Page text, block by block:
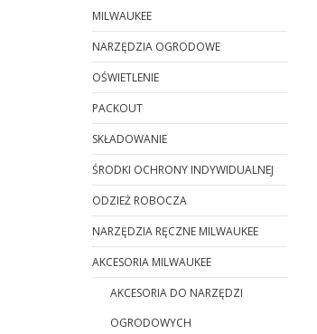
MILWAUKEE
NARZĘDZIA OGRODOWE
OŚWIETLENIE
PACKOUT
SKŁADOWANIE
ŚRODKI OCHRONY INDYWIDUALNEJ
ODZIEŻ ROBOCZA
NARZĘDZIA RĘCZNE MILWAUKEE
AKCESORIA MILWAUKEE
AKCESORIA DO NARZĘDZI
OGRODOWYCH